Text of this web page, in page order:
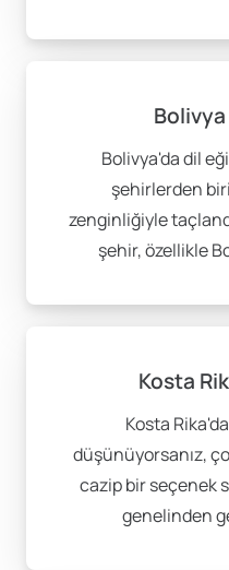
Bolivya
Bolivya'da dil
şehirlerden
zenginliğiyle
şehir, özellikle
Kosta
Kosta
düşünüyorsanız,
cazip bir seçenek
genelinden